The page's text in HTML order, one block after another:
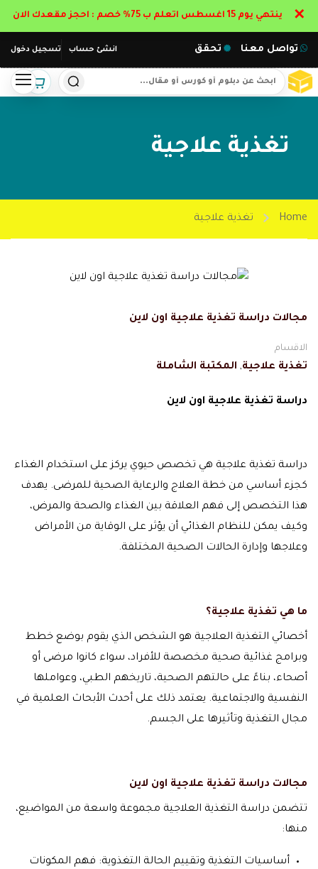
انشئ حساب تسجيل دخول تواصل معنا تحقق
تغذية علاجية
Home تغذية علاجية
مجالات دراسة تغذية علاجية اون لاين
الاقسام
تغذية علاجية, المكتبة الشاملة
دراسة تغذية علاجية اون لاين
دراسة تغذية علاجية هي تخصص حيوي يركز على استخدام الغذاء
كجزء أساسي من خطة العلاج والرعاية الصحية للمرضى. يهدف
هذا التخصص إلى فهم العلاقة بين الغذاء والصحة والمرض،
وكيف يمكن للنظام الغذائي أن يؤثر على الوقاية من الأمراض
وعلاجها وإدارة الحالات الصحية المختلفة.
ما هي تغذية علاجية؟
أخصائي التغذية العلاجية هو الشخص الذي يقوم بوضع خطط
وبرامج غذائية صحية مخصصة للأفراد، سواء كانوا مرضى أو
أصحاء، بناءً على حالتهم الصحية، تاريخهم الطبي، وعواملها
النفسية والاجتماعية. يعتمد ذلك على أحدث الأبحاث العلمية في
مجال التغذية وتأثيرها على الجسم.
مجالات دراسة تغذية علاجية اون لاين
تتضمن دراسة التغذية العلاجية مجموعة واسعة من المواضيع،
منها:
أساسيات التغذية وتقييم الحالة التغذوية: فهم المكونات
ينتهي يوم 15 اغسطس اتعلم ب 75% خصم : احجز مقعدك الان ✕